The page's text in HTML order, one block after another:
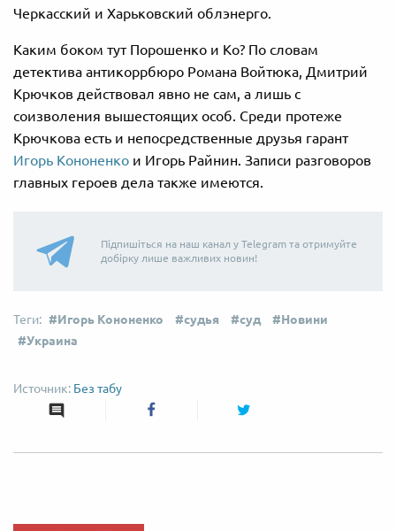
Черкасский и Харьковский облэнерго.
Каким боком тут Порошенко и Ко? По словам
детектива антикоррбюро Романа Войтюка, Дмитрий
Крючков действовал явно не сам, а лишь с
соизволения вышестоящих особ. Среди протеже
Крючкова есть и непосредственные друзья гарант
Игорь Кононенко и Игорь Райнин. Записи разговоров
главных героев дела также имеются.
Підпишіться на наш канал у Telegram та отримуйте
добірку лише важливих новин!
Игорь Кононенко судья суд
Новини
Украина
Без табу